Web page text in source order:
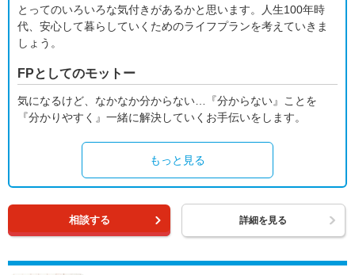
とってのいろいろな気付きがあるかと思います。人生100年時
代、安心して暮らしていくためのライフプランを考えていきま
しょう。
FPとしてのモットー
気になるけど、なかなか分からない…『分からない』ことを
『分かりやすく』一緒に解決していくお手伝いをします。
もっと見る
相談する 詳細を見る